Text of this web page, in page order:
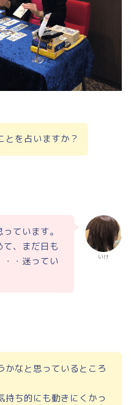
とを占いますか？
いけ
ています。
、まだ日も
・迷ってい
かなと思っているところ
持ち的にも動きにくかっ